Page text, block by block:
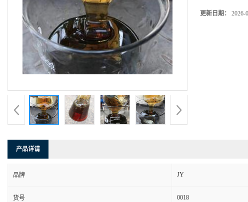
更新日期： 2026-
产品详请
品牌 JY
货号 0018